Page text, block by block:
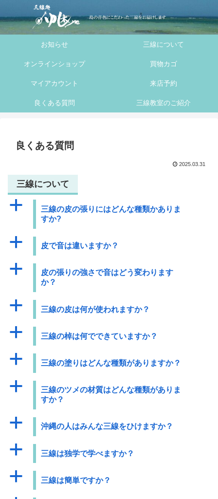
ス
キ
お知らせ 三線について
オンラインショップ 買物カゴ
マイアカウント 来店予約
良くある質問 三線教室のご紹介
良くある質問
2025.03.31
三線について
a
三線の皮の張りにはどんな種類かありま
すか?
a 皮で音は違いますか？
a
皮の張りの強さで音はどう変わります
か？
a 三線の皮は何が使われますか？
a 三線の棹は何でできていますか？
a 三線の塗りはどんな種類がありますか？
a
三線のツメの材質はどんな種類がありま
すか？
a 沖縄の人はみんな三線をひけますか？
a 三線は独学で学べますか？
a 三線は簡単ですか？